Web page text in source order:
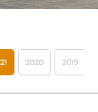
2020 2019